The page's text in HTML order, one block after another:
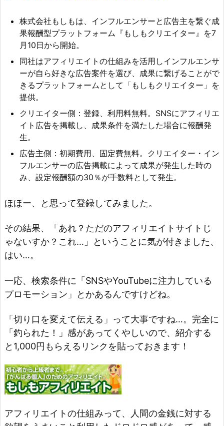
株式会社もしもは、インフルエンサーと広告主を繋ぐ成
果報酬型プラットフォーム『もしもクリエイター』を7
月10日から開始。
同社はアフィリエイトの仕組みを活用しインフルエンサ
ーが自ら好きな広告案件を選び、成果に繋げることがで
きるプラットフォームとして「もしもクリエイター」を
提供。
クリエイター側：登録、利用料無料。SNSにアフィリエ
イト広告を掲載し、成果条件を満たした場合に報酬発
生。
広告主側：初期費用、固定費無料。クリエイター・イン
フルエンサーの広告掲載によって成果が発生した時の
み、設定報酬額の30％が手数料として発生。
ほほー、と思って登録してみました。
その結果、「あれ？ただのアフィリエイトサイトじ
ゃないすか？これ…」ということに気が付きました、
はい…。
一応、検索条件に「SNSやYouTubeに注力している
プロモーション」とかあるんですけどね。
「切り口を変えて伝える」って大事ですね…。完全に
「釣られた！」感があってくやしいので、紹介する
と1,000円もらえるリンクを貼っておきます！
アフィリエイトの仕組みって、人間の金銭に対する